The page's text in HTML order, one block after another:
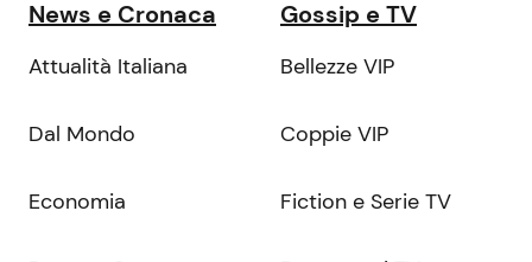
News e Cronaca
Attualità Italiana
Dal Mondo
Economia
Gossip e TV
Bellezze VIP
Coppie VIP
Fiction e Serie TV